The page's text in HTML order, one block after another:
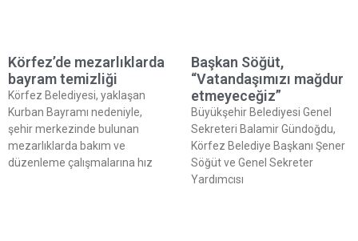
Körfez’de mezarlıklarda
bayram temizliği
Körfez Belediyesi, yaklaşan
Kurban Bayramı nedeniyle,
şehir merkezinde bulunan
mezarlıklarda bakım ve
düzenleme çalışmalarına hız
Başkan Söğüt,
“Vatandaşımızı mağdur
etmeyeceğiz”
Büyükşehir Belediyesi Genel
Sekreteri Balamir Gündoğdu,
Körfez Belediye Başkanı Şener
Söğüt ve Genel Sekreter
Yardımcısı